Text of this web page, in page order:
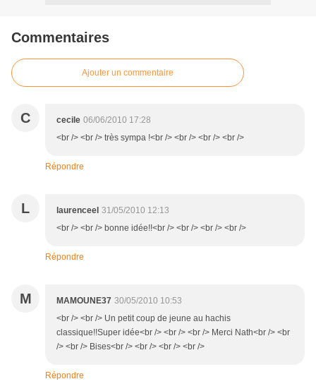
Commentaires
Ajouter un commentaire
C cecile 06/06/2010 17:28
<br /> <br /> très sympa !<br /> <br /> <br /> <br />
Répondre
L laurenceel 31/05/2010 12:13
<br /> <br /> bonne idée!!<br /> <br /> <br /> <br />
Répondre
M MAMOUNE37 30/05/2010 10:53
<br /> <br /> Un petit coup de jeune au hachis
classique!!Super idée<br /> <br /> <br /> Merci Nath<br /> <br
/> <br /> Bises<br /> <br /> <br /> <br />
Répondre